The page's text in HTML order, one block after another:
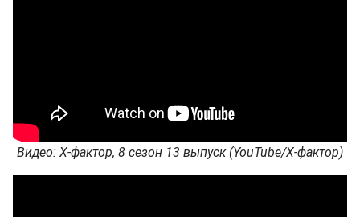
Видео: Х-фактор, 8 сезон 13 выпуск (YouTube/Х-фактор)